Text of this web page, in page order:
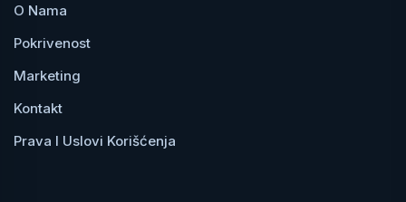
O Nama
Pokrivenost
Marketing
Kontakt
Prava I Uslovi Korišćenja